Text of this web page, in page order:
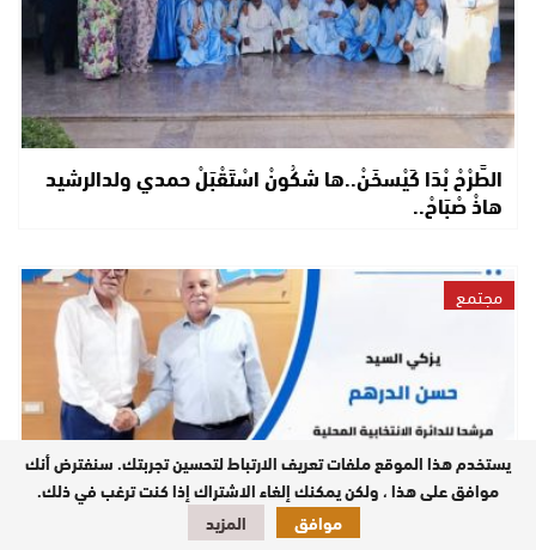
الطَّرْحْ بْدَا كَيْسخَنْ..ها شكُونْ اسْتَقْبَلْ حمدي ولدالرشيد
هاذْ صْبَاحْ..
مجتمع
يستخدم هذا الموقع ملفات تعريف الارتباط لتحسين تجربتك. سنفترض أنك
موافق على هذا ، ولكن يمكنك إلغاء الاشتراك إذا كنت ترغب في ذلك.
موافق
المزيد